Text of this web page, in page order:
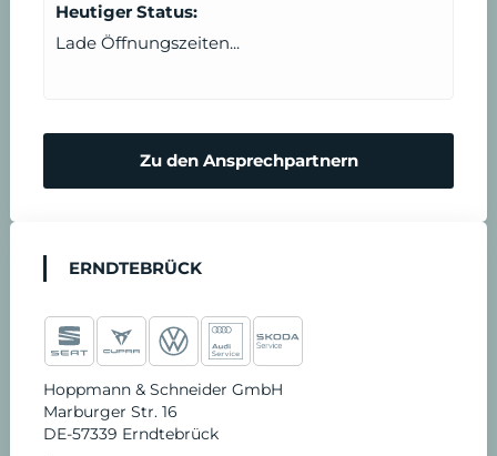
Heutiger Status:
Lade Öffnungszeiten...
Zu den Ansprechpartnern
ERNDTEBRÜCK
Hoppmann & Schneider GmbH
Marburger Str. 16
DE-57339 Erndtebrück